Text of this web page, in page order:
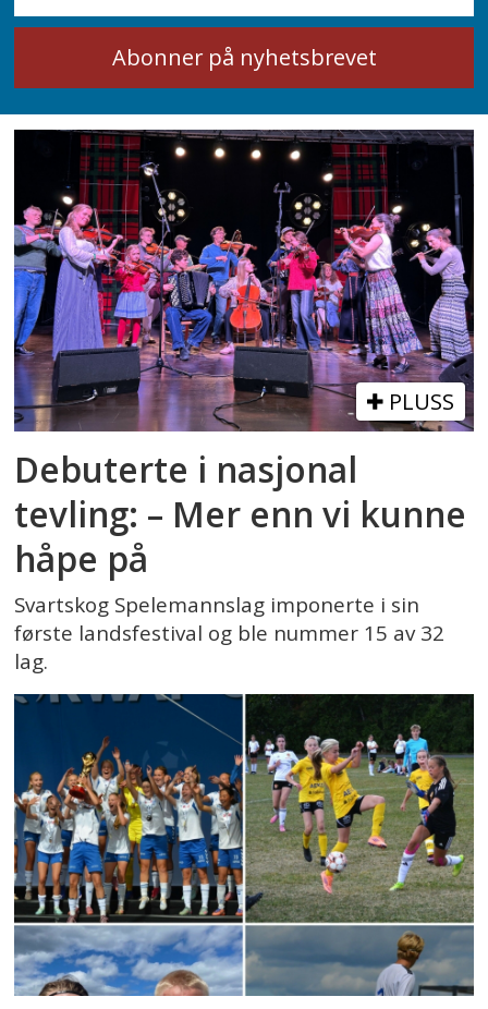
PLUSS
Debuterte i nasjonal
tevling: – Mer enn vi kunne
håpe på
Svartskog Spelemannslag imponerte i sin
første landsfestival og ble nummer 15 av 32
lag.